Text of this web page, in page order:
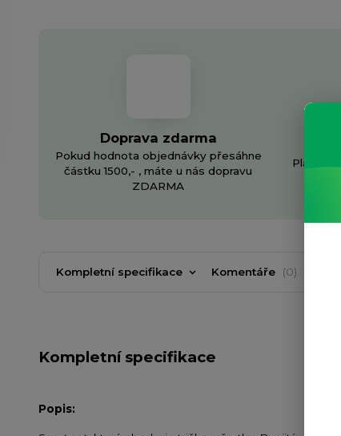
Doprava zdarma
Pokud hodnota objednávky přesáhne
částku 1500,- , máte u nás dopravu
ZDARMA
Kompletní specifikace Komentáře 0
Kompletní specifikace
Popis: